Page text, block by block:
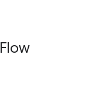
Flow